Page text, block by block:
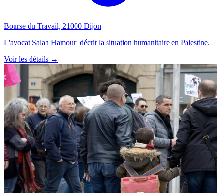
Bourse du Travail, 21000 Dijon
L'avocat Salah Hamouri décrit la situation humanitaire en Palestine.
Voir les détails →